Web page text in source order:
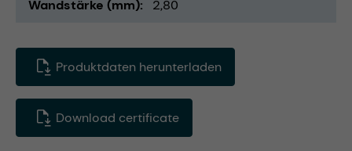
Wandstärke (mm) 2,80
Produktdaten herunterladen
Download certificate